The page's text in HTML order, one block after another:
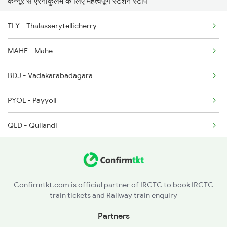
2511 Festival Spl
2512 Kcvl Gkp Spl
2521 Bju Ers Spl
2522 Ers Bju Express
16649 Seat Availability
20631 Seat Availability
16345 Seat Availability
16605 Seat Availability
16306 Seat Availability
20633 Seat Availability
TLY - Thalasserytellicherry
MAHE - Mahe
BDJ - Vadakarabadagara
PYOL - Payyoli
QLD - Quilandi
VLI - Valliukunnu
Confirmtkt.com is official partner of IRCTC to book IRCTC
train tickets and Railway train enquiry
Partners